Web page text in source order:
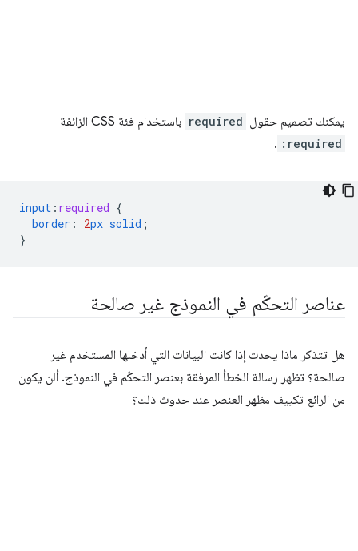
يمكنك تصميم حقول required باستخدام فئة CSS الزائفة
:required
.
input : required {
border : 2px solid ;
}
عناصر التحكّم في النموذج غير صالحة
هل تتذكر ماذا يحدث إذا كانت البيانات التي أدخلها المستخدم غير
صالحة؟ تظهر رسالة الخطأ المرفقة بعنصر التحكّم في النموذج. ألن يكون
من الرائع تكييف مظهر العنصر عند حدوث ذلك؟